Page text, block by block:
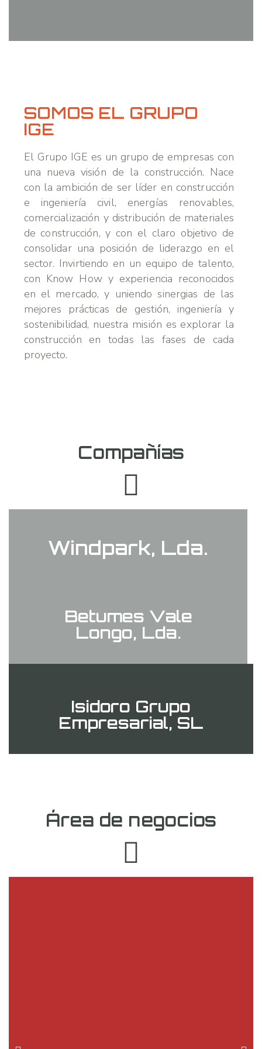
SOMOS EL GRUPO
IGE
El Grupo IGE es un grupo de empresas con
una nueva visión de la construcción. Nace
con la ambición de ser líder en construcción
e ingeniería civil, energías renovables,
comercialización y distribución de materiales
de construcción, y con el claro objetivo de
consolidar una posición de liderazgo en el
sector. Invirtiendo en un equipo de talento,
con Know How y experiencia reconocidos
en el mercado, y uniendo sinergias de las
mejores prácticas de gestión, ingeniería y
sostenibilidad, nuestra misión es explorar la
construcción en todas las fases de cada
proyecto.
Compañías
Windpark, Lda.
Betumes Vale
Longo, Lda.
Isidoro Grupo
Empresarial, SL
Área de negocios